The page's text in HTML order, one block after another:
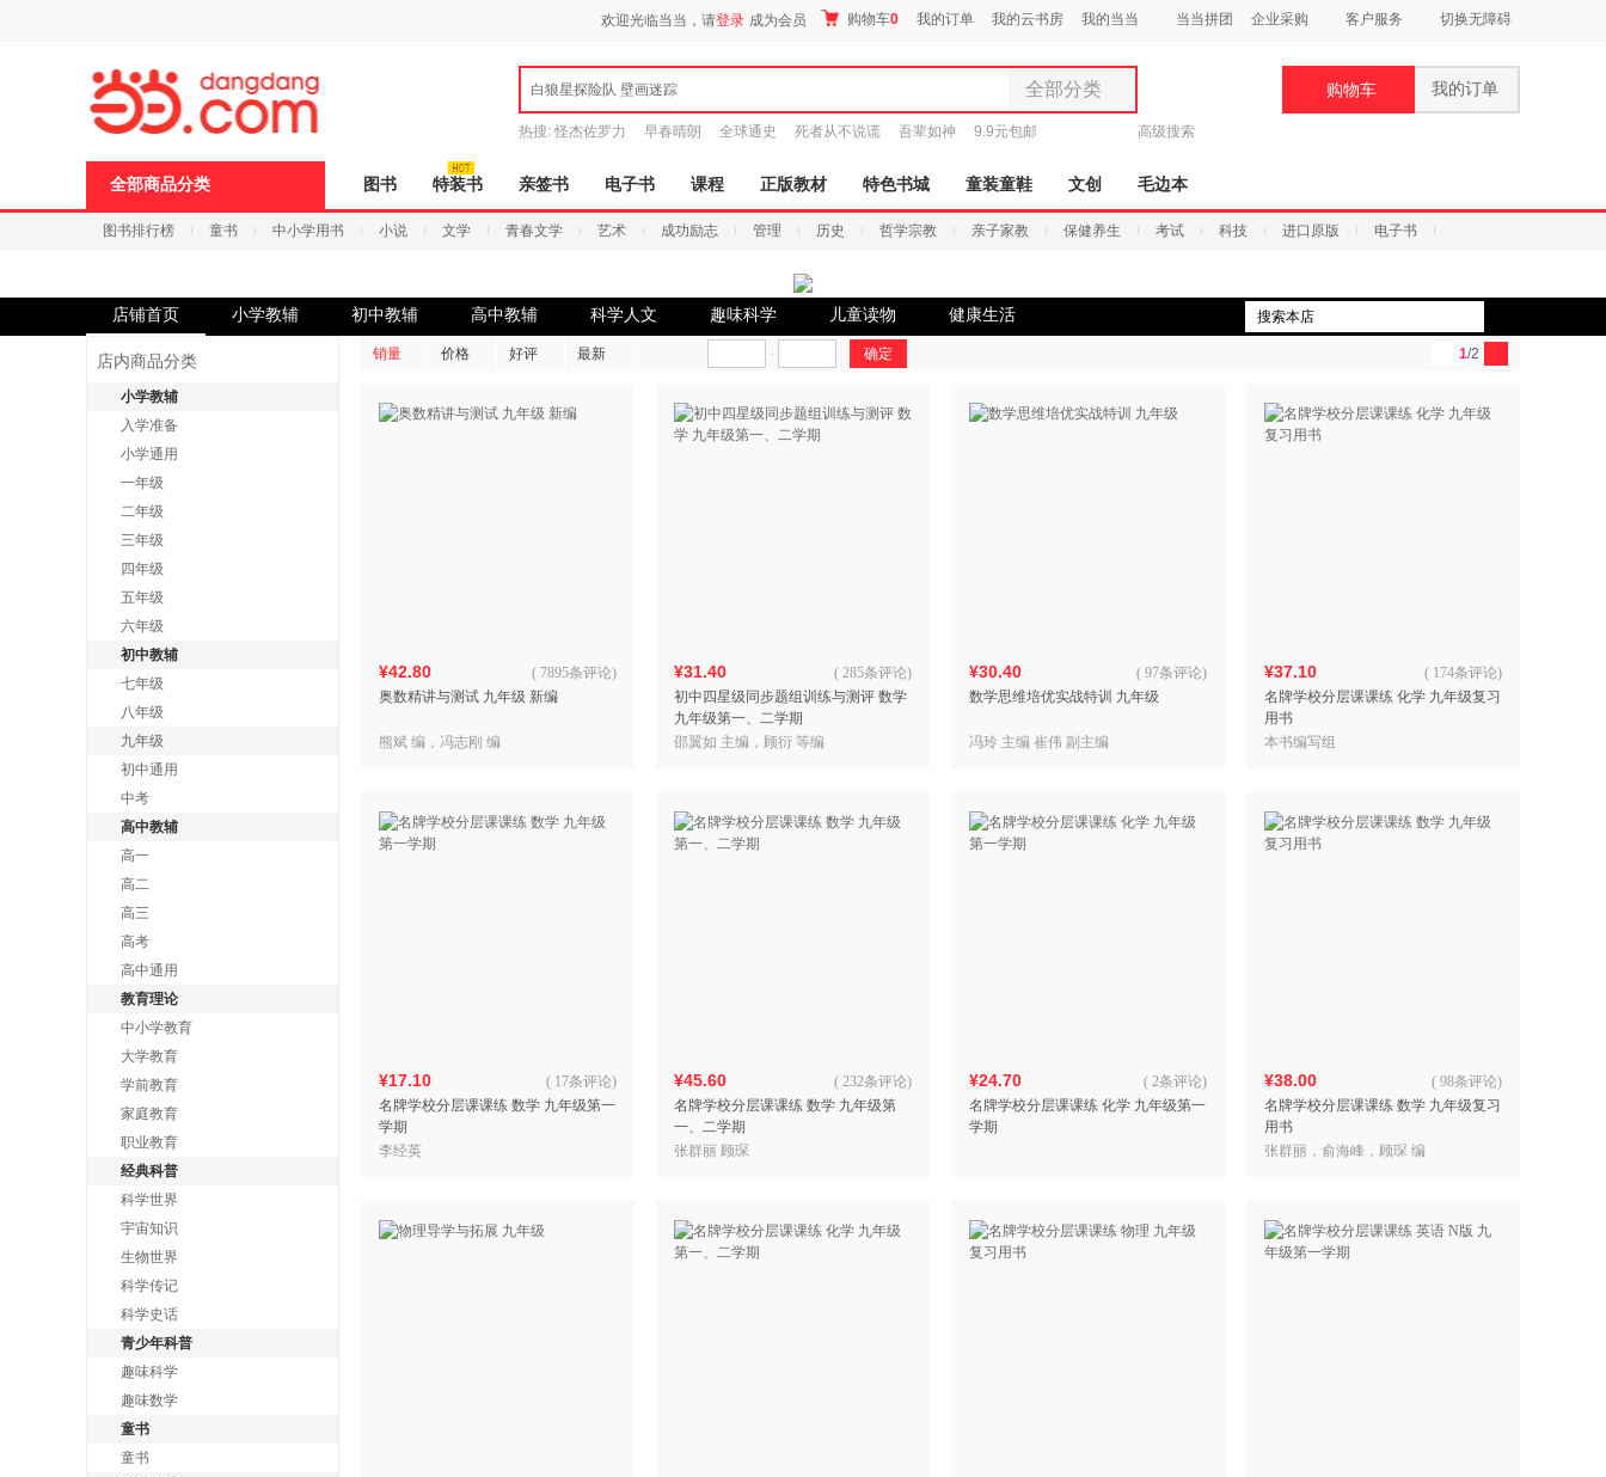
欢迎光临当当，请登录 成为会员 购物车0 我的订单 我的云书房 我的当当 当当拼团 企业采购 客户服务 切换无障碍
白狼星探险队 壁画迷踪 全部分类
全部分类
图书
电子书
音像
时尚美妆
童装童鞋
手机通讯
家用电器
热搜: 怪杰佐罗力 早春晴朗 全球通史 死者从不说谎 吾辈如神 9.9元包邮 高级搜索
购物车 我的订单
全部商品分类 图书 特装书 亲签书 电子书 课程 正版教材 特色书城 童装童鞋 文创 毛边本
图书排行榜 童书 中小学用书 小说 文学 青春文学 艺术 成功励志 管理 历史 哲学宗教 亲子家教 保健养生 考试 科技 进口原版 电子书
店铺首页 小学教辅 初中教辅 高中教辅 科学人文 趣味科学 儿童读物 健康生活
店内商品分类
小学教辅
入学准备
小学通用
一年级
二年级
三年级
四年级
五年级
六年级
初中教辅
七年级
八年级
九年级
初中通用
中考
高中教辅
高一
高二
高三
高考
高中通用
教育理论
中小学教育
大学教育
学前教育
家庭教育
职业教育
经典科普
科学世界
宇宙知识
生物世界
科学传记
科学史话
青少年科普
趣味科学
趣味数学
童书
童书
销量 价格 好评 最新 1/2
¥42.80
奥数精讲与测试 九年级 新编
( 7895条评论)
熊斌 编，冯志刚 编
¥31.40
初中四星级同步题组训练与测评 数学
九年级第一、二学期
( 285条评论)
邵翼如 主编，顾衍 等编
¥30.40
数学思维培优实战特训 九年级
( 97条评论)
冯玲 主编 崔伟 副主编
¥37.10
名牌学校分层课课练 化学 九年级复习
用书
( 174条评论)
本书编写组
¥17.10
名牌学校分层课课练 数学 九年级第一
学期
( 17条评论)
李经英
¥45.60
名牌学校分层课课练 数学 九年级第
一、二学期
( 232条评论)
张群丽 顾琛
¥24.70
名牌学校分层课课练 化学 九年级第一
学期
( 2条评论) ¥38.00
名牌学校分层课课练 数学 九年级复习
用书
( 98条评论)
张群丽，俞海峰，顾琛 编
页
浪